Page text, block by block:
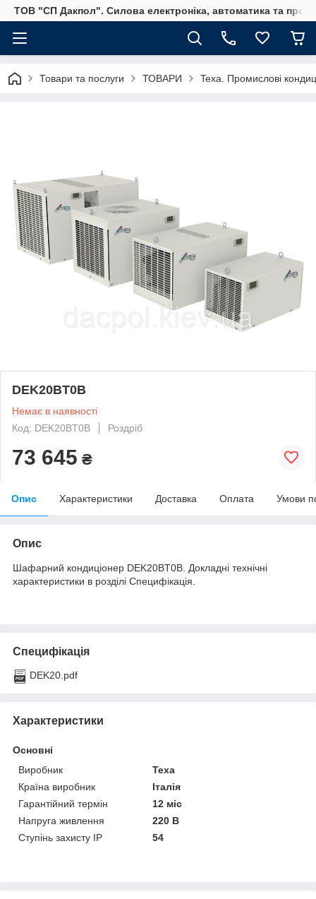
ТОВ "СП Дакпол". Силова електроніка, автоматика та
Товари та послуги ТОВАРИ Texa. Промислові
DEK20BT0B
Немає в наявності
Код: DEK20BT0B
Роздріб
73 645 ₴
Опис Характеристики Доставка Оплата Умови
Опис
Шафарний кондиціонер DEK20BT0B. Докладні технічні
характеристики в розділі Специфікація.
Специфікація
DEK20.pdf
Характеристики
Основні
Виробник
Texa
Країна виробник
Італія
Гарантійний термін
12 міс
Напруга живлення
220 В
Ступінь захисту IP
54